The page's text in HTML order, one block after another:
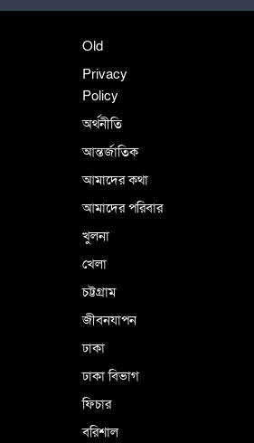
Old
Privacy
Policy
অর্থনীতি
আন্তর্জাতিক
আমাদের কথা
আমাদের পরিবার
খুলনা
খেলা
চট্টগ্রাম
জীবনযাপন
ঢাকা
ঢাকা বিভাগ
ফিচার
বরিশাল